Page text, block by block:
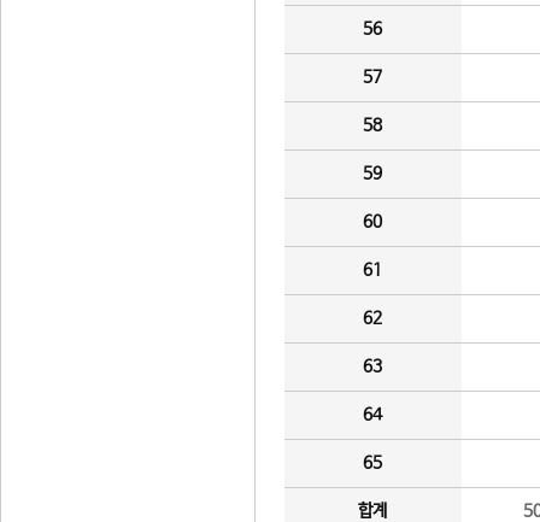
56
57
58
59
60
61
62
63
64
65
합계